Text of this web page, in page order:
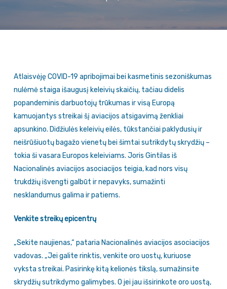
Atlaisvėję COVID-19 apribojimai bei kasmetinis sezoniškumas
nulėmė staiga išaugusį keleivių skaičių, tačiau didelis
popandeminis darbuotojų trūkumas ir visą Europą
kamuojantys streikai šį aviacijos atsigavimą ženkliai
apsunkino. Didžiulės keleivių eilės, tūkstančiai paklydusių ir
neišrūšiuotų bagažo vienetų bei šimtai sutrikdytų skrydžių –
tokia ši vasara Europos keleiviams. Joris Gintilas iš
Nacionalinės aviacijos asociacijos teigia, kad nors visų
trukdžių išvengti galbūt ir nepavyks, sumažinti
nesklandumus galima ir patiems.
Venkite streikų epicentrų
„Sekite naujienas,“ pataria Nacionalinės aviacijos asociacijos
vadovas. „Jei galite rinktis, venkite oro uostų, kuriuose
vyksta streikai. Pasirinkę kitą kelionės tikslą, sumažinsite
skrydžių sutrikdymo galimybes. O jei jau išsirinkote oro uostą,